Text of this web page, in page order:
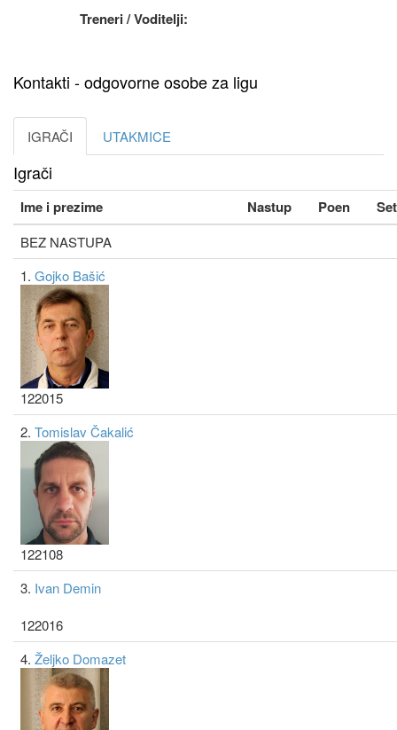
Treneri / Voditelji:
Kontakti - odgovorne osobe za ligu
IGRAČI UTAKMICE
Igrači
Ime i prezime Nastup Poen Set
BEZ NASTUPA
1. Gojko Bašić
122015
2. Tomislav Čakalić
122108
3. Ivan Demin
122016
4. Željko Domazet